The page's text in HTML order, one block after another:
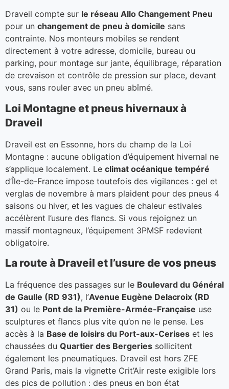
Draveil compte sur le réseau Allo Changement Pneu
pour un changement de pneu à domicile sans
contrainte. Nos monteurs mobiles se rendent
directement à votre adresse, domicile, bureau ou
parking, pour montage sur jante, équilibrage, réparation
de crevaison et contrôle de pression sur place, devant
vous, sans rouler avec un pneu abîmé.
Loi Montagne et pneus hivernaux à
Draveil
Draveil est en Essonne, hors du champ de la Loi
Montagne : aucune obligation d’équipement hivernal ne
s’applique localement. Le climat océanique tempéré
d’Île-de-France impose toutefois des vigilances : gel et
verglas de novembre à mars plaident pour des pneus 4
saisons ou hiver, et les vagues de chaleur estivales
accélèrent l’usure des flancs. Si vous rejoignez un
massif montagneux, l’équipement 3PMSF redevient
obligatoire.
La route à Draveil et l’usure de vos pneus
La fréquence des passages sur le Boulevard du Général
de Gaulle (RD 931), l’Avenue Eugène Delacroix (RD
31) ou le Pont de la Première-Armée-Française use
sculptures et flancs plus vite qu’on ne le pense. Les
accès à la Base de loisirs du Port-aux-Cerises et les
chaussées du Quartier des Bergeries sollicitent
également les pneumatiques. Draveil est hors ZFE
Grand Paris, mais la vignette Crit’Air reste exigible lors
des pics de pollution : des pneus en bon état